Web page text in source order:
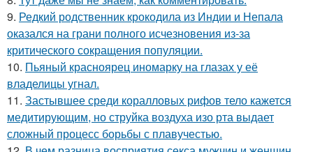
9. Редкий родственник крокодила из Индии и Непала
оказался на грани полного исчезновения из-за
критического сокращения популяции.
10. Пьяный красноярец иномарку на глазах у её
владелицы угнал.
11. Застывшее среди коралловых рифов тело кажется
медитирующим, но струйка воздуха изо рта выдает
сложный процесс борьбы с плавучестью.